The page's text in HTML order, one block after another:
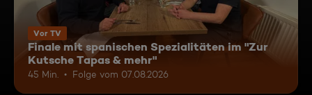
Vor TV
Finale mit spanischen Spezialitäten im "Zur
Kutsche Tapas & mehr"
45 Min. Folge vom 07.08.2026